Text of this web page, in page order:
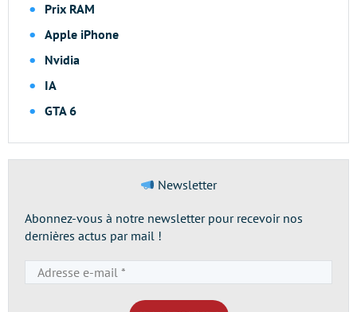
Prix RAM
Apple iPhone
Nvidia
IA
GTA 6
Newsletter
Abonnez-vous à notre newsletter pour recevoir nos
dernières actus par mail !
e-
mail